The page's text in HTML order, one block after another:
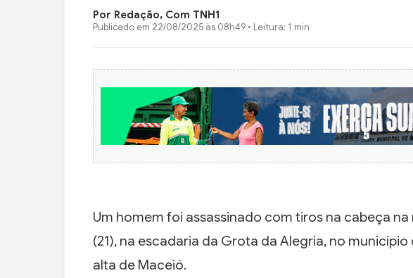
Por Redação, Com TNH1
Publicado em 22/08/2025 às 08h49 • Leitura: 1 min
Um homem foi assassinado com tiros na cabeça
(21), na escadaria da Grota da Alegria, no
alta de Maceió.